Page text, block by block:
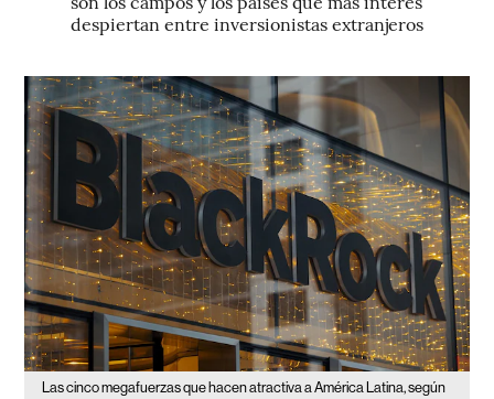
despiertan entre inversionistas extranjeros
Las cinco megafuerzas que hacen atractiva a América Latina, según